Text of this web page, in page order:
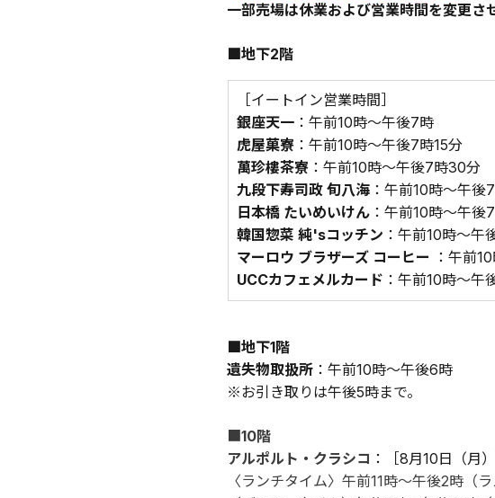
一部売場は休業および営業時間を変更さ
■地下2階
［イートイン営業時間］
銀座天一 ：午前10時～午後7時
虎屋菓寮 ：午前10時～午後7時15分
萬珍樓茶寮 ：午前10時～午後7時30分
九段下寿司政 旬八海 ：午前10時～午
日本橋 たいめいけん ：午前10時～午後
韓国惣菜 純'sコッチン ：午前10時～午
マーロウ ブラザーズ コーヒー ：午前
UCCカフェメルカード ：午前10時～午
■地下1階
遺失物取扱所 ：午前10時～午後6時
※お引き取りは午後5時まで。
■10階
アルポルト・クラシコ ：［8月10日（月）
〈ランチタイム〉午前11時～午後2時（